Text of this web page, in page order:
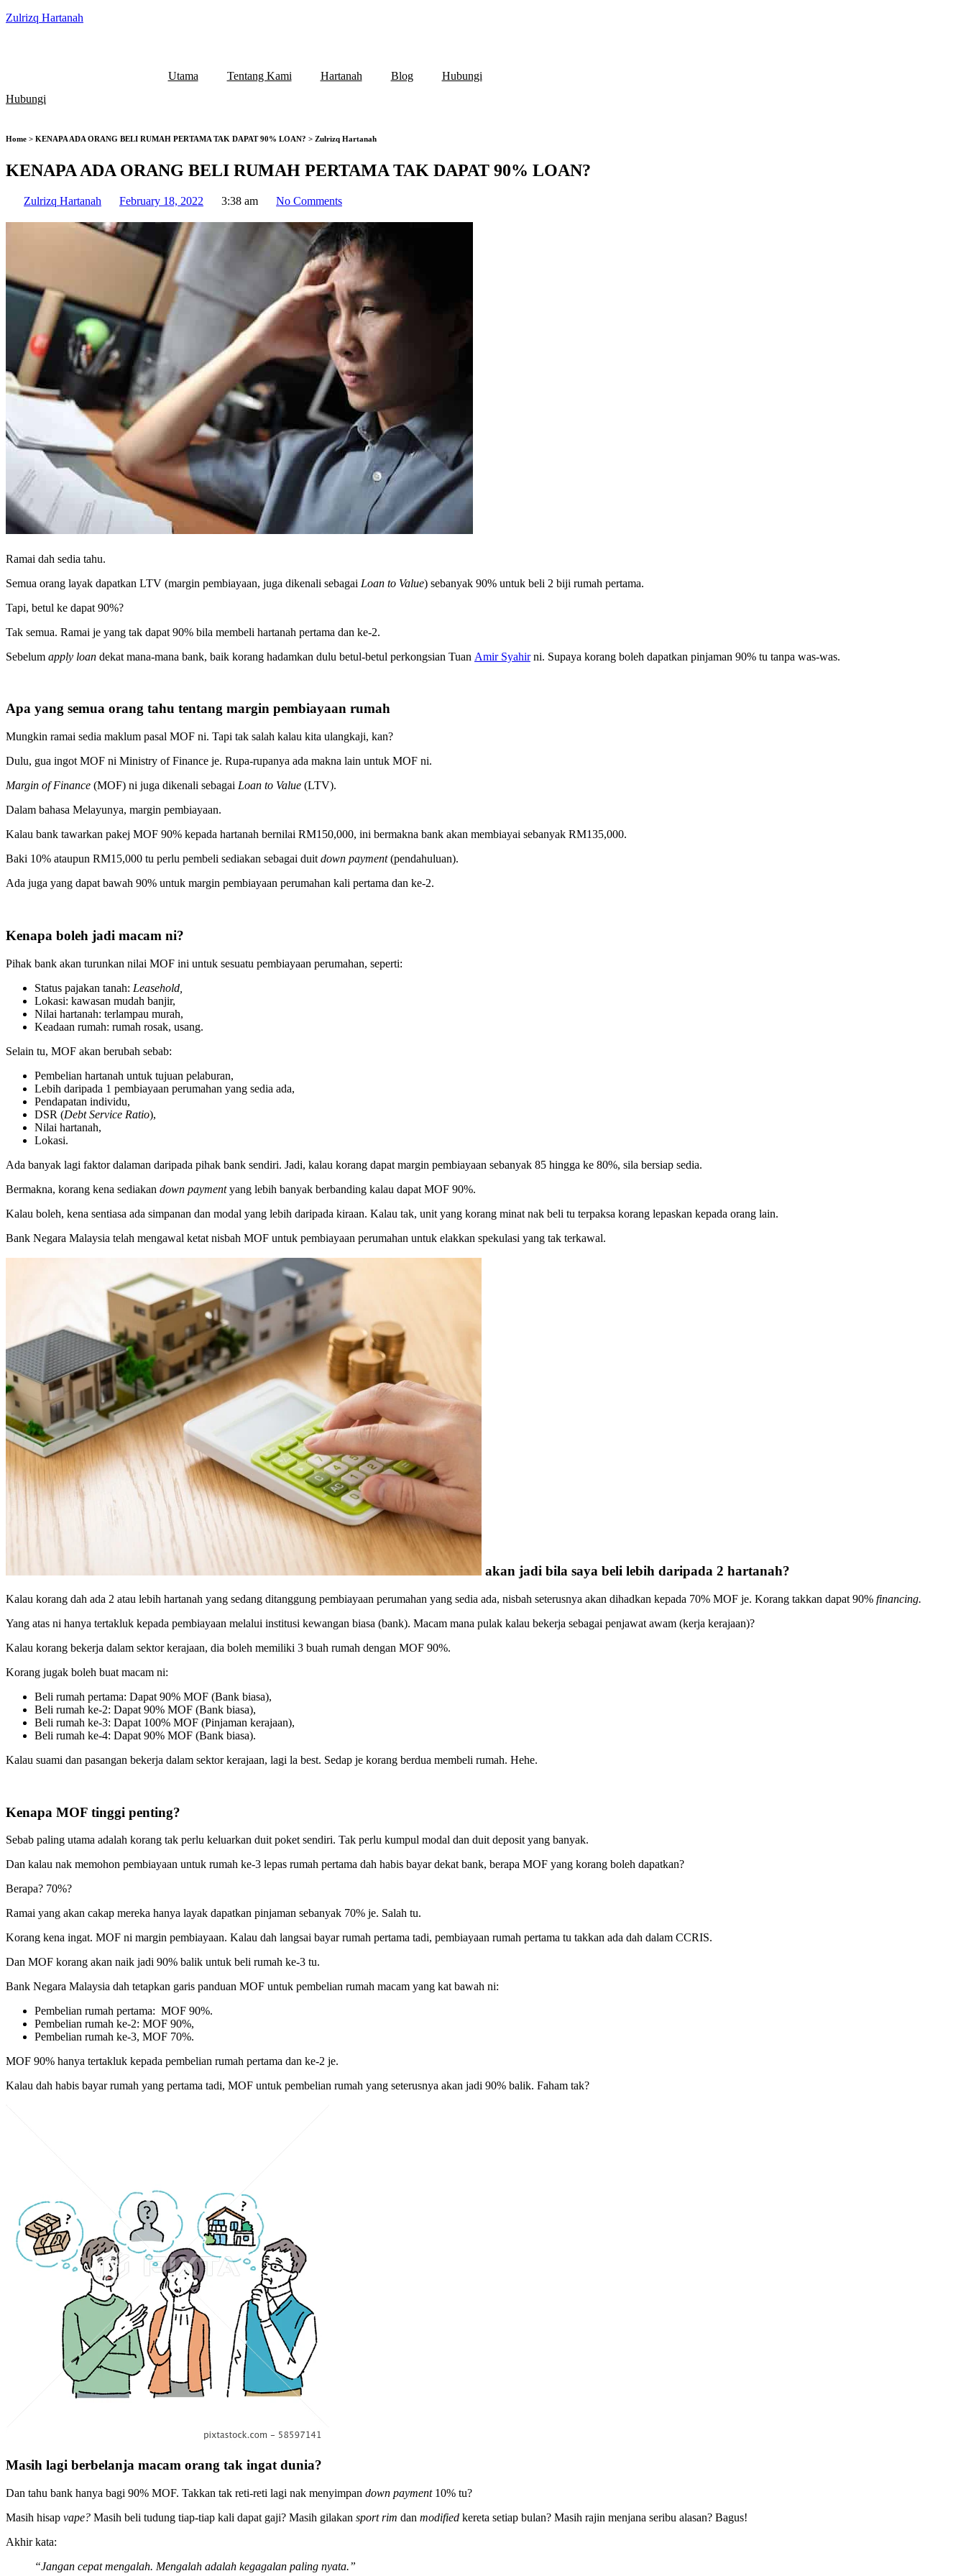
Zulrizq Hartanah
Utama Tentang Kami Hartanah Blog
Hubungi
Hubungi
Home > KENAPA ADA ORANG BELI RUMAH PERTAMA TAK DAPAT 90% LOAN? > Zulrizq Hartanah
KENAPA ADA ORANG BELI RUMAH PERTAMA TAK DAPAT 90% LOAN?
Zulrizq Hartanah February 18, 2022 3:38 am No Comments
Ramai dah sedia tahu.
Semua orang layak dapatkan LTV (margin pembiayaan, juga dikenali sebagai Loan to Value) sebanyak 90% untuk beli 2 biji rumah pertama.
Tapi, betul ke dapat 90%?
Tak semua. Ramai je yang tak dapat 90% bila membeli hartanah pertama dan ke-2.
Sebelum apply loan dekat mana-mana bank, baik korang hadamkan dulu betul-betul perkongsian Tuan Amir Syahirni. Supaya korang boleh dapatkan pinjaman 90% tu tanpa was-was.
Apa yang semua orang tahu tentang margin pembiayaan rumah
Mungkin ramai sedia maklum pasal MOF ni. Tapi tak salah kalau kita ulangkaji, kan?
Dulu, gua ingot MOF ni Ministry of Finance je. Rupa-rupanya ada makna lain untuk MOF ni.
Margin of Finance (MOF) ni juga dikenali sebagai Loan to Value (LTV).
Dalam bahasa Melayunya, margin pembiayaan.
Kalau bank tawarkan pakej MOF 90% kepada hartanah bernilai RM150,000, ini bermakna bank akan membiayai sebanyak RM135,000.
Baki 10% ataupun RM15,000 tu perlu pembeli sediakan sebagai duit down payment(pendahuluan).
Ada juga yang dapat bawah 90% untuk margin pembiayaan perumahan kali pertama dan ke-2.
Kenapa boleh jadi macam ni?
Pihak bank akan turunkan nilai MOF ini untuk sesuatu pembiayaan perumahan, seperti:
Status pajakan tanah: Leasehold,
Lokasi: kawasan mudah banjir,
Nilai hartanah: terlampau murah,
Keadaan rumah: rumah rosak, usang.
Selain tu, MOF akan berubah sebab:
Pembelian hartanah untuk tujuan pelaburan,
Lebih daripada 1 pembiayaan perumahan yang sedia ada,
Pendapatan individu,
DSR (Debt Service Ratio),
Nilai hartanah,
Lokasi.
Ada banyak lagi faktor dalaman daripada pihak bank sendiri. Jadi, kalau korang dapat margin pembiayaan sebanyak 85 hingga ke 80%, sila bersiap sedia.
Bermakna, korang kena sediakan down paymentyang lebih banyak berbanding kalau dapat MOF 90%.
Kalau boleh, kena sentiasa ada simpanan dan modal yang lebih daripada kiraan. Kalau tak, unit yang korang minat nak beli tu terpaksa korang lepaskan kepada orang lain.
Bank Negara Malaysia telah mengawal ketat nisbah MOF untuk pembiayaan perumahan untuk elakkan spekulasi yang tak terkawal.
akan jadi bila saya beli lebih daripada 2 hartanah?
Kalau korang dah ada 2 atau lebih hartanah yang sedang ditanggung pembiayaan perumahan yang sedia ada, nisbah seterusnya akan dihadkan kepada 70% MOF je. Korang takkan dapat 90% financing.
Yang atas ni hanya tertakluk kepada pembiayaan melalui institusi kewangan biasa (bank). Macam mana pulak kalau bekerja sebagai penjawat awam (kerja kerajaan)?
Kalau korang bekerja dalam sektor kerajaan, dia boleh memiliki 3 buah rumah dengan MOF 90%.
Korang jugak boleh buat macam ni:
Beli rumah pertama: Dapat 90% MOF (Bank biasa),
Beli rumah ke-2: Dapat 90% MOF (Bank biasa),
Beli rumah ke-3: Dapat 100% MOF (Pinjaman kerajaan),
Beli rumah ke-4: Dapat 90% MOF (Bank biasa).
Kalau suami dan pasangan bekerja dalam sektor kerajaan, lagi la best. Sedap je korang berdua membeli rumah. Hehe.
Kenapa MOF tinggi penting?
Sebab paling utama adalah korang tak perlu keluarkan duit poket sendiri. Tak perlu kumpul modal dan duit deposit yang banyak.
Dan kalau nak memohon pembiayaan untuk rumah ke-3 lepas rumah pertama dah habis bayar dekat bank, berapa MOF yang korang boleh dapatkan?
Berapa? 70%?
Ramai yang akan cakap mereka hanya layak dapatkan pinjaman sebanyak 70% je. Salah tu.
Korang kena ingat. MOF ni margin pembiayaan. Kalau dah langsai bayar rumah pertama tadi, pembiayaan rumah pertama tu takkan ada dah dalam CCRIS.
Dan MOF korang akan naik jadi 90% balik untuk beli rumah ke-3 tu.
Bank Negara Malaysia dah tetapkan garis panduan MOF untuk pembelian rumah macam yang kat bawah ni:
Pembelian rumah pertama: MOF 90%.
Pembelian rumah ke-2: MOF 90%,
Pembelian rumah ke-3, MOF 70%.
MOF 90% hanya tertakluk kepada pembelian rumah pertama dan ke-2 je.
Kalau dah habis bayar rumah yang pertama tadi, MOF untuk pembelian rumah yang seterusnya akan jadi 90% balik. Faham tak?
Masih lagi berbelanja macam orang tak ingat dunia?
Dan tahu bank hanya bagi 90% MOF. Takkan tak reti-reti lagi nak menyimpan down payment 10% tu?
Masih hisap vape? Masih beli tudung tiap-tiap kali dapat gaji? Masih gilakan sport rim dan modified kereta setiap bulan? Masih rajin menjana seribu alasan? Bagus!
Akhir kata:
“Jangan cepat mengalah. Mengalah adalah kegagalan paling nyata.”